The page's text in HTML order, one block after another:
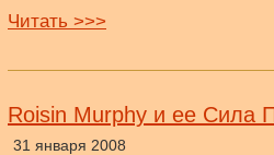
Читать >>>
Roisin Murphy и ее Сила
31 января 2008